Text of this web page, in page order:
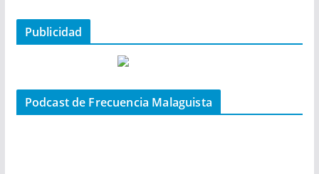
Publicidad
Podcast de Frecuencia Malaguista